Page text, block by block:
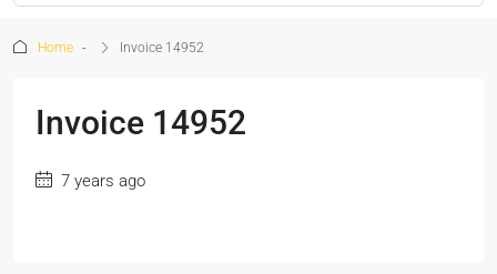
Home Invoice 14952
Invoice 14952
7 years ago